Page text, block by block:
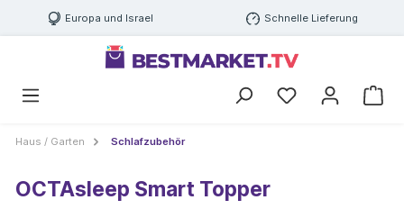
Europa und Israel Schnelle Lieferung
Haus / Garten Schlafzubehör
OCTAsleep Smart Topper